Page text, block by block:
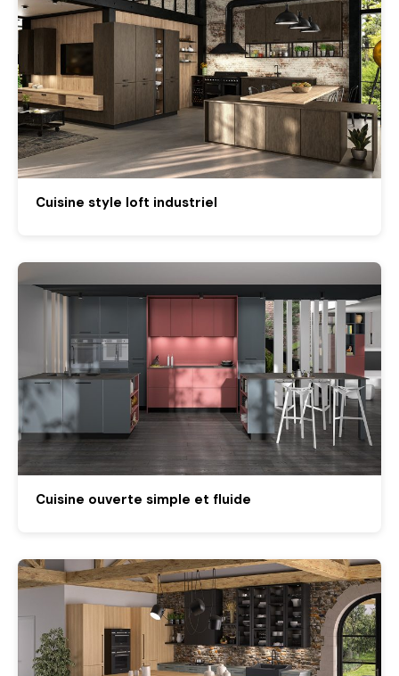
Cuisine style loft industriel
Cuisine ouverte simple et fluide